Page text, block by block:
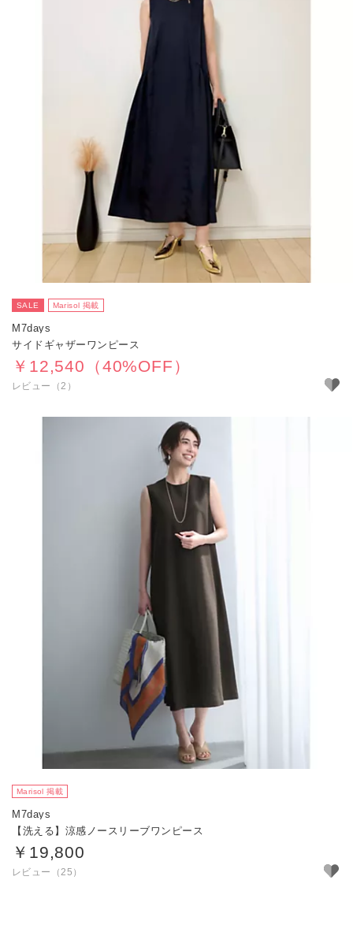
SALE Marisol 掲載
M7days
サイドギャザーワンピース
￥12,540（40%OFF）
レビュー（2）
Marisol 掲載
M7days
【洗える】涼感ノースリーブワンピース
￥19,800
レビュー（25）